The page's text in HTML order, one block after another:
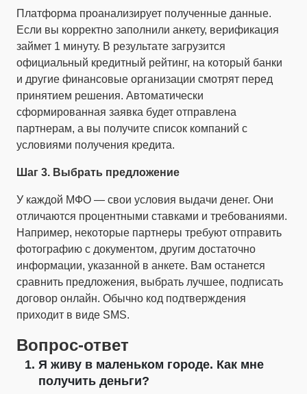
Платформа проанализирует полученные данные.
Если вы корректно заполнили анкету, верификация
займет 1 минуту. В результате загрузится
официальный кредитный рейтинг, на который банки
и другие финансовые организации смотрят перед
принятием решения. Автоматически
сформированная заявка будет отправлена
партнерам, а вы получите список компаний с
условиями получения кредита.
Шаг 3. Выбрать предложение
У каждой МФО — свои условия выдачи денег. Они
отличаются процентными ставками и требованиями.
Например, некоторые партнеры требуют отправить
фотографию с документом, другим достаточно
информации, указанной в анкете. Вам останется
сравнить предложения, выбрать лучшее, подписать
договор онлайн. Обычно код подтверждения
приходит в виде SMS.
Вопрос-ответ
Я живу в маленьком городе. Как мне
получить деньги?